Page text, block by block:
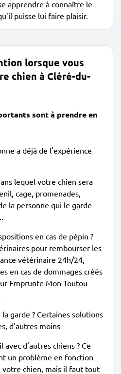
apprendre à connaître le
puisse lui faire plaisir.
lorsque vous
chien à Cléré-du-
sont à prendre en
a déjà de l'expérience
lequel votre chien sera
cage, promenades,
la personne qui le garde
en cas de pépin ?
pour rembourser les
vétérinaire 24h/24,
en cas de dommages créés
Emprunte Mon Toutou
garde ? Certaines solutions
d'autres moins
avec d'autres chiens ? Ce
un problème en fonction
votre chien, mais il faut tout